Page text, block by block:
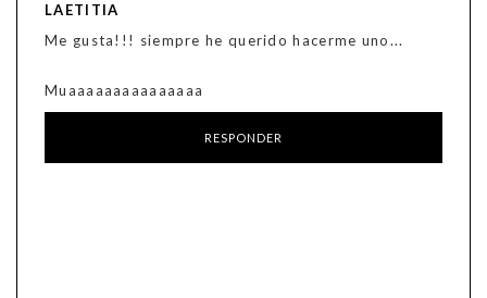
LAETITIA
Me gusta!!! siempre he querido hacerme uno...
Muaaaaaaaaaaaaaaa
RESPONDER